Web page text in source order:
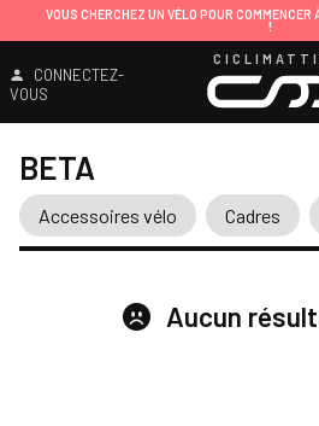
VOUS CHERCHEZ UN VÉLO POUR COMMENCER
!
CONNECTEZ-
VOUS
BETA
Accessoires vélo Cadres
Aucun